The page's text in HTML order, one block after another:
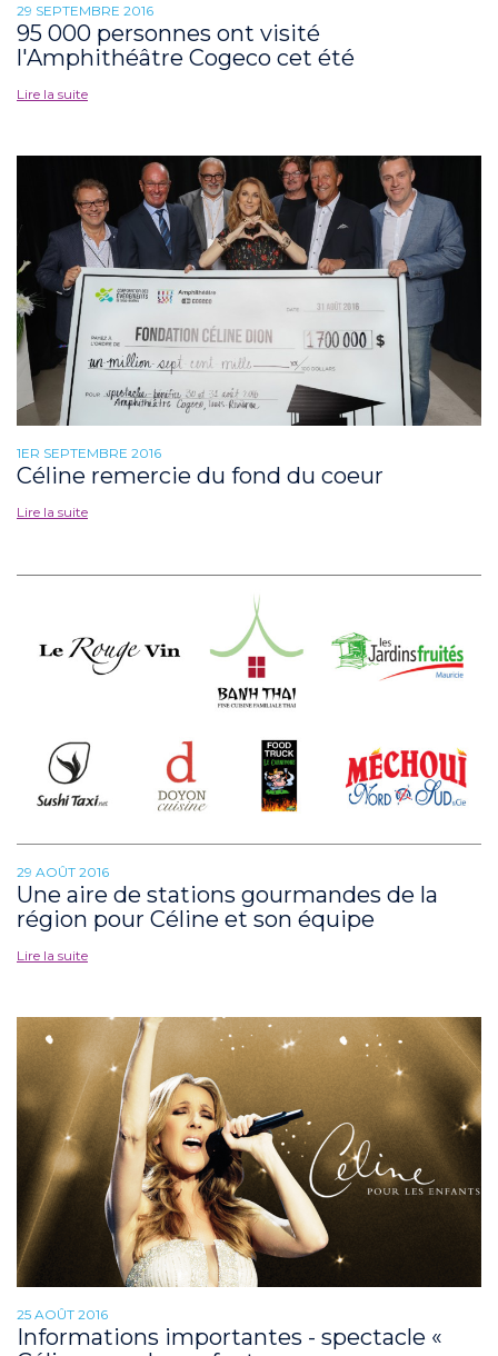
29 SEPTEMBRE 2016
95 000 personnes ont visité
l'Amphithéâtre Cogeco cet été
Lire la suite
1ER SEPTEMBRE 2016
Céline remercie du fond du coeur
Lire la suite
29 AOÛT 2016
Une aire de stations gourmandes de la
région pour Céline et son équipe
Lire la suite
25 AOÛT 2016
Informations importantes - spectacle «